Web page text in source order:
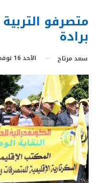
متصرفو
برادة
سعد مرتاح الأحد 16 نوفمبر 2025 - 23:00